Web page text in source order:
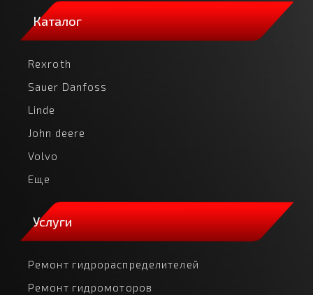
Каталог
Rexroth
Sauer Danfoss
Linde
John deere
Volvo
Еще
Услуги
Ремонт гидрораспределителей
Ремонт гидромоторов